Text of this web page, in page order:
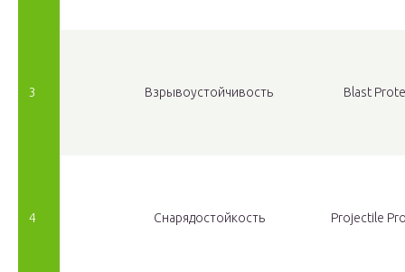
3 Взрывоустойчивость Blast
4 Снарядостойкость Projectile